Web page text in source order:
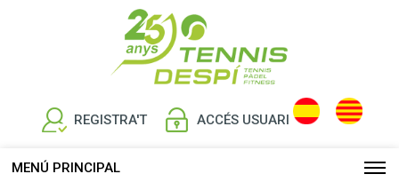
REGISTRA'T ACCÉS USUARI
MENÚ PRINCIPAL